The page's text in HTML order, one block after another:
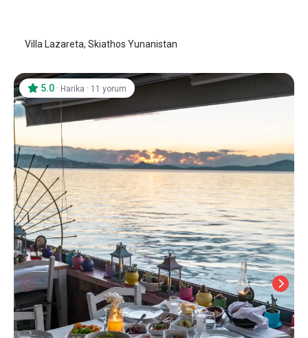
Villa Lazareta, Skiathos Yunanistan
5.0 · Harika · 11 yorum